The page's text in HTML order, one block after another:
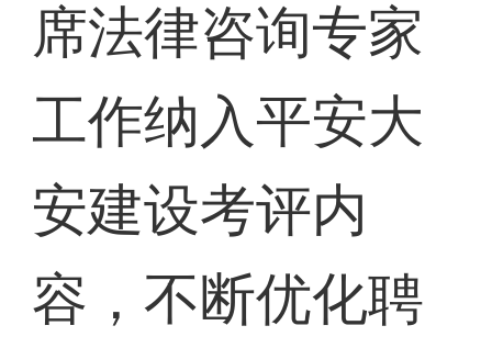
席法律咨询专家
工作纳入平安大
安建设考评内
容，不断优化聘